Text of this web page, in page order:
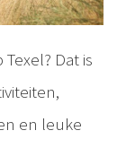
Dat is
en leuke